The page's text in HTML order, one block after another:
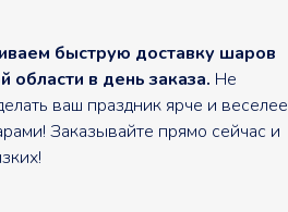
быструю доставку шаров
области в день заказа. Не
ваш праздник ярче и веселее
Заказывайте прямо сейчас и